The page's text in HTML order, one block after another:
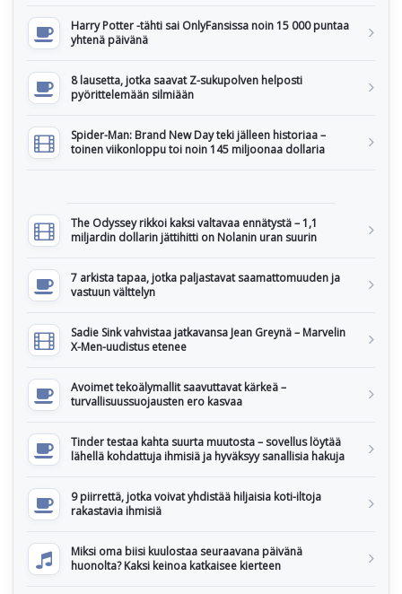
Harry Potter -tähti sai OnlyFansissa noin 15 000 puntaa
yhtenä päivänä
8 lausetta, jotka saavat Z-sukupolven helposti
pyörittelemään silmiään
Spider-Man: Brand New Day teki jälleen historiaa –
toinen viikonloppu toi noin 145 miljoonaa dollaria
The Odyssey rikkoi kaksi valtavaa ennätystä – 1,1
miljardin dollarin jättihitti on Nolanin uran suurin
7 arkista tapaa, jotka paljastavat saamattomuuden ja
vastuun välttelyn
Sadie Sink vahvistaa jatkavansa Jean Greynä – Marvelin
X-Men-uudistus etenee
Avoimet tekoälymallit saavuttavat kärkeä –
turvallisuussuojausten ero kasvaa
Tinder testaa kahta suurta muutosta – sovellus löytää
lähellä kohdattuja ihmisiä ja hyväksyy sanallisia hakuja
9 piirrettä, jotka voivat yhdistää hiljaisia koti-iltoja
rakastavia ihmisiä
Miksi oma biisi kuulostaa seuraavana päivänä
huonolta? Kaksi keinoa katkaisee kierteen